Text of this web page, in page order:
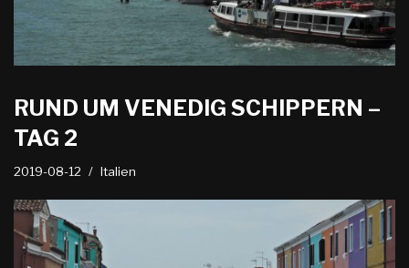
RUND UM VENEDIG SCHIPPERN –
TAG 2
2019-08-12 Italien